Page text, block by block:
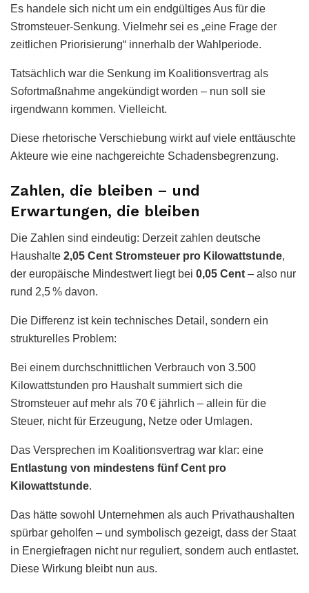
Es handele sich nicht um ein endgültiges Aus für die
Stromsteuer-Senkung. Vielmehr sei es „eine Frage der
zeitlichen Priorisierung“ innerhalb der Wahlperiode.
Tatsächlich war die Senkung im Koalitionsvertrag als
Sofortmaßnahme angekündigt worden – nun soll sie
irgendwann kommen. Vielleicht.
Diese rhetorische Verschiebung wirkt auf viele enttäuschte
Akteure wie eine nachgereichte Schadensbegrenzung.
Zahlen, die bleiben – und
Erwartungen, die bleiben
Die Zahlen sind eindeutig: Derzeit zahlen deutsche
Haushalte 2,05 Cent Stromsteuer pro Kilowattstunde,
der europäische Mindestwert liegt bei 0,05 Cent – also nur
rund 2,5 % davon.
Die Differenz ist kein technisches Detail, sondern ein
strukturelles Problem:
Bei einem durchschnittlichen Verbrauch von 3.500
Kilowattstunden pro Haushalt summiert sich die
Stromsteuer auf mehr als 70 € jährlich – allein für die
Steuer, nicht für Erzeugung, Netze oder Umlagen.
Das Versprechen im Koalitionsvertrag war klar: eine
Entlastung von mindestens fünf Cent pro
Kilowattstunde.
Das hätte sowohl Unternehmen als auch Privathaushalten
spürbar geholfen – und symbolisch gezeigt, dass der Staat
in Energiefragen nicht nur reguliert, sondern auch entlastet.
Diese Wirkung bleibt nun aus.